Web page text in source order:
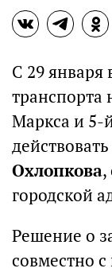
С 29 января
транспорта
Маркса и 5-
действовать
Охлопкова,
городской
Решение о
совместно